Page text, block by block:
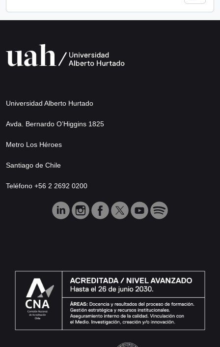
Universidad Alberto Hurtado
Avda. Bernardo O’Higgins 1825
Metro Los Héroes
Santiago de Chile
Teléfono +56 2 2692 0200